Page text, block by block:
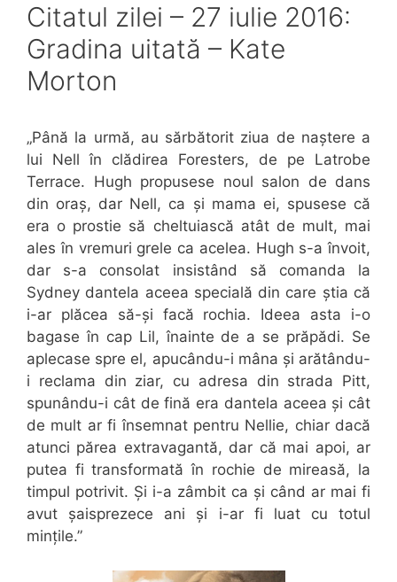
Citatul zilei – 27 iulie 2016:
Gradina uitată – Kate
Morton
„Până la urmă, au sărbătorit ziua de naștere a
lui Nell în clădirea Foresters, de pe Latrobe
Terrace. Hugh propusese noul salon de dans
din oraș, dar Nell, ca și mama ei, spusese că
era o prostie să cheltuiască atât de mult, mai
ales în vremuri grele ca acelea. Hugh s-a învoit,
dar s-a consolat insistând să comanda la
Sydney dantela aceea specială din care știa că
i-ar plăcea să-și facă rochia. Ideea asta i-o
bagase în cap Lil, înainte de a se prăpădi. Se
aplecase spre el, apucându-i mâna și arătându-
i reclama din ziar, cu adresa din strada Pitt,
spunându-i cât de fină era dantela aceea și cât
de mult ar fi însemnat pentru Nellie, chiar dacă
atunci părea extravagantă, dar că mai apoi, ar
putea fi transformată în rochie de mireasă, la
timpul potrivit. Și i-a zâmbit ca și când ar mai fi
avut șaisprezece ani și i-ar fi luat cu totul
mințile.”